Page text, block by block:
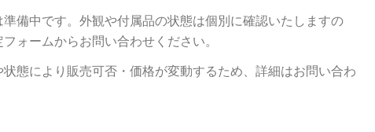
備中です。外観や付属品の状態は個別に確認いたしますの
ォームからお問い合わせください。
態により販売可否・価格が変動するため、詳細はお問い合わ